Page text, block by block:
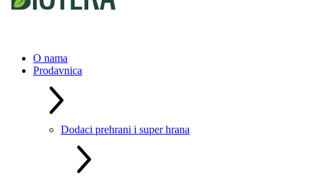
O nama
Prodavnica
Dodaci prehrani i super hrana